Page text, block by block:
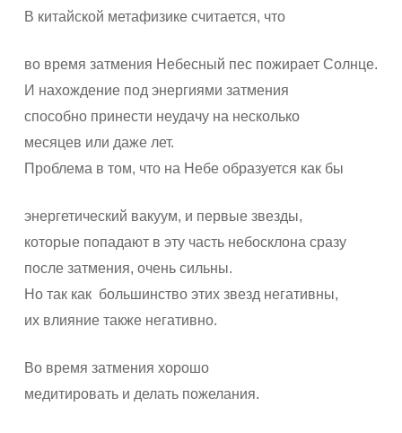
В китайской метафизике считается, что
во время затмения Небесный пес пожирает Солнце.
И нахождение под энергиями затмения
способно принести неудачу на несколько
месяцев или даже лет.
Проблема в том, что на Небе образуется как бы
энергетический вакуум, и первые звезды,
которые попадают в эту часть небосклона сразу
после затмения, очень сильны.
Но так как большинство этих звезд негативны,
их влияние также негативно.
Во время затмения хорошо
медитировать и делать пожелания.